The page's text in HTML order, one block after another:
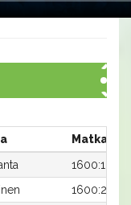
1600:12
1600:2